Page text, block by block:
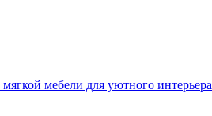
мебели для уютного интерьера